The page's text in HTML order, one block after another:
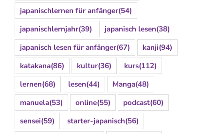
japanischlernen für anfänger(54)
japanischlernjahr(39) japanisch lesen(38)
japanisch lesen für anfänger(67) kanji(94)
katakana(86) kultur(36) kurs(112)
lernen(68) lesen(44) Manga(48)
manuela(53) online(55) podcast(60)
sensei(59) starter-japanisch(56)